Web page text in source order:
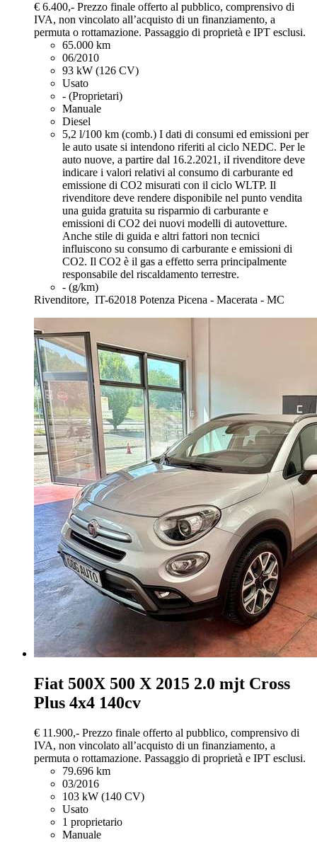
€ 6.400,- Prezzo finale offerto al pubblico, comprensivo di
IVA, non vincolato all’acquisto di un finanziamento, a
permuta o rottamazione. Passaggio di proprietà e IPT esclusi.
65.000 km
06/2010
93 kW (126 CV)
Usato
- (Proprietari)
Manuale
Diesel
5,2 l/100 km (comb.) I dati di consumi ed emissioni per
le auto usate si intendono riferiti al ciclo NEDC. Per le
auto nuove, a partire dal 16.2.2021, iI rivenditore deve
indicare i valori relativi al consumo di carburante ed
emissione di CO2 misurati con il ciclo WLTP. Il
rivenditore deve rendere disponibile nel punto vendita
una guida gratuita su risparmio di carburante e
emissioni di CO2 dei nuovi modelli di autovetture.
Anche stile di guida e altri fattori non tecnici
influiscono su consumo di carburante e emissioni di
CO2. Il CO2 è il gas a effetto serra principalmente
responsabile del riscaldamento terrestre.
- (g/km)
Rivenditore, IT-62018 Potenza Picena - Macerata - MC
Fiat 500X 500 X 2015 2.0 mjt Cross
Plus 4x4 140cv
€ 11.900,- Prezzo finale offerto al pubblico, comprensivo di
IVA, non vincolato all’acquisto di un finanziamento, a
permuta o rottamazione. Passaggio di proprietà e IPT esclusi.
79.696 km
03/2016
103 kW (140 CV)
Usato
1 proprietario
Manuale